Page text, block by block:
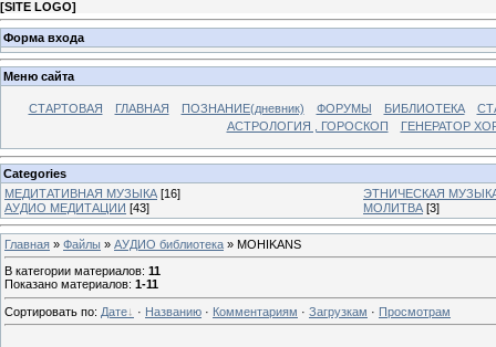
[SITE LOGO]
Форма входа
Меню сайта
СТАРТОВАЯ ГЛАВНАЯ ПОЗНАНИЕ(дневник) ФОРУМЫ БИБЛИОТЕКА
АСТРОЛОГИЯ , ГОРОСКОП
ГЕНЕРАТОР
Categories
МЕДИТАТИВНАЯ МУЗЫКА [16]
ЭТНИЧЕСКАЯ
АУДИО МЕДИТАЦИИ [43] МОЛИТВА [3]
Главная » Файлы » АУДИО библиотека » MOHIKANS
В категории материалов: 11
Показано материалов: 1-11
Сортировать по: Дате · Названию · Комментариям · Загрузкам · Просмотрам